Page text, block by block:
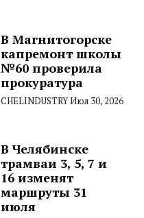
В Магнитогорске
капремонт школы
№60 проверила
прокуратура
CHELINDUSTRYИюл 30, 2026
В Челябинске
трамваи 3, 5, 7 и
16 изменят
маршруты 31
июля